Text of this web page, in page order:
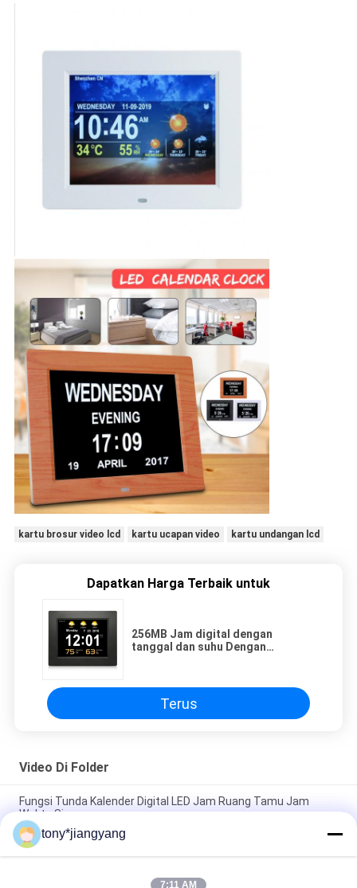
kartu brosur video lcd kartu ucapan video kartu undangan lcd
Dapatkan Harga Terbaik untuk
256MB Jam digital dengan
tanggal dan suhu Dengan
Terus
Video Di Folder
Fungsi Tunda Kalender Digital LED Jam Ruang Tamu Jam
Waktu Siang
256MB Jam digital dengan tanggal dan suhu Dengan Tampilan
Layar Besar 8"
tony*jiangyang
7:11 AM